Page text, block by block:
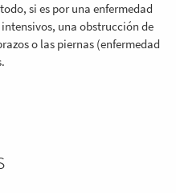
si es por una enfermedad
una obstrucción de
o las piernas (enfermedad